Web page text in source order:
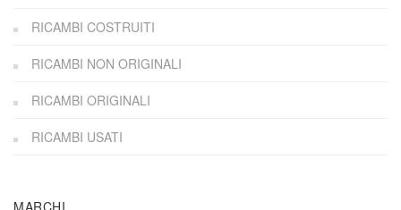
RICAMBI COSTRUITI
RICAMBI NON ORIGINALI
RICAMBI ORIGINALI
RICAMBI USATI
MARCHI